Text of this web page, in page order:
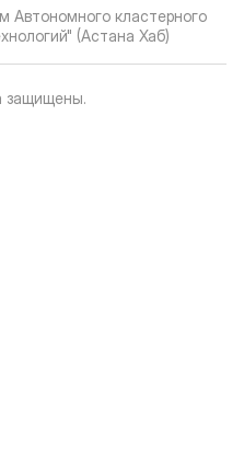
Автономного кластерного
(Астана Хаб)
защищены.